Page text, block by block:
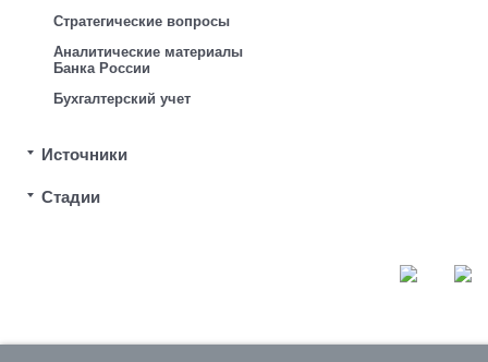
Стратегические вопросы
Аналитические материалы
Банка России
Бухгалтерский учет
Источники
Стадии